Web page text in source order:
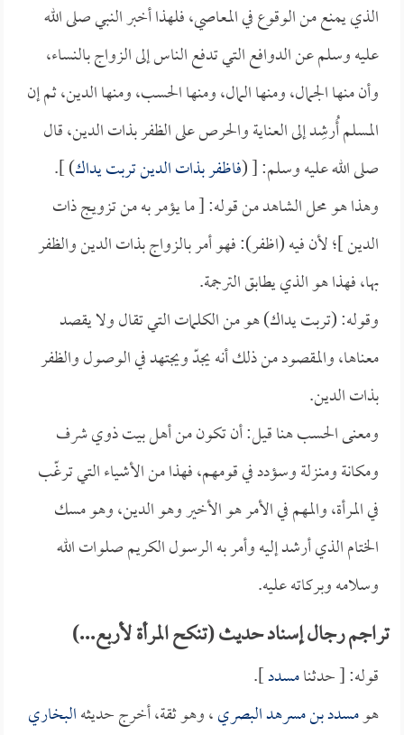
الذي يمنع من الوقوع في المعاصي، فلهذا أخبر النبي صلى الله
عليه وسلم عن الدوافع التي تدفع الناس إلى الزواج بالنساء،
وأن منها الجمال، ومنها المال، ومنها الحسب، ومنها الدين، ثم إن
المسلم أُرشِد إلى العناية والحرص على الظفر بذات الدين، قال
صلى الله عليه وسلم: [ (فاظفر بذات الدين تربت يداك) ].
وهذا هو محل الشاهد من قوله: [ ما يؤمر به من تزويج ذات
الدين ]؛ لأن فيه (اظفر): فهو أمر بالزواج بذات الدين والظفر
بها، فهذا هو الذي يطابق الترجمة.
وقوله: (تربت يداك) هو من الكلمات التي تقال ولا يقصد
معناها، والمقصود من ذلك أنه يجدّ ويجتهد في الوصول والظفر
بذات الدين.
ومعنى الحسب هنا قيل: أن تكون من أهل بيت ذوي شرف
ومكانة ومنزلة وسؤدد في قومهم، فهذا من الأشياء التي ترغّب
في المرأة، والمهم في الأمر هو الأخير وهو الدين، وهو مسك
الختام الذي أرشد إليه وأمر به الرسول الكريم صلوات الله
وسلامه وبركاته عليه.
تراجم رجال إسناد حديث (تنكح المرأة لأربع...)
قوله: [ حدثنامسدد].
هومسدد بن مسرهد البصري، وهو ثقة، أخرج حديثهالبخاري